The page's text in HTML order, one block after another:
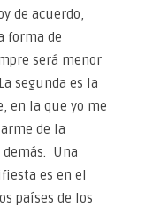
de acuerdo,
forma de
será menor
segunda es la
en la que yo me
de la
demás. Una
es en el
países de los